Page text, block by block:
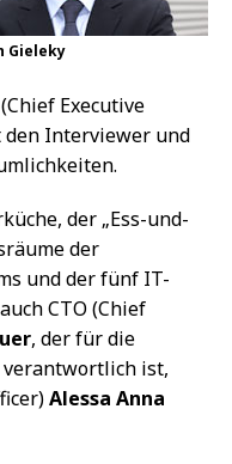
Gieleky
Executive
Interviewer und
der „Ess-und-
der
und der fünf IT-
CTO (Chief
, der für die
ist,
Alessa Anna